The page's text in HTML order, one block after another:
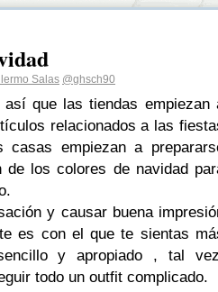
Salas @ghsch90
que las tiendas empiezan
relacionados a las
empiezan a
de los colores de navidad
y causar buena
es con el que te sientas
y apropiado , tal
todo un outfit complicado.